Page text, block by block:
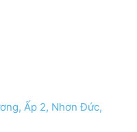
Ấp 2, Nhơn Đức,